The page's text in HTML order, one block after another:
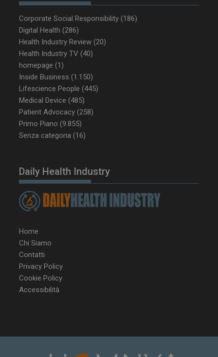
Corporate Social Responsibility (186)
Digital Health (286)
Health Industry Review (20)
Health Industry TV (40)
homepage (1)
Inside Business (1.150)
Lifescience People (445)
Medical Device (485)
Patient Advocacy (258)
Primo Piano (9.855)
Senza categoria (16)
Daily Health Industry
Home
Chi Siamo
Contatti
Privacy Policy
Cookie Policy
Accessibilità
tracking-sites-
ironfish-tracking-
enable
www.dailyhealthindustry.it
CookieScriptConsent
__Secure-ROLLOUT_TOKEN
tracking-named-enable